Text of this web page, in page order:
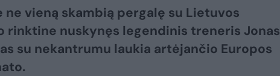
ne vieną skambią pergalę su Lietuvos
rinktine nuskynęs legendinis treneris Jonas
su nekantrumu laukia artėjančio Europos